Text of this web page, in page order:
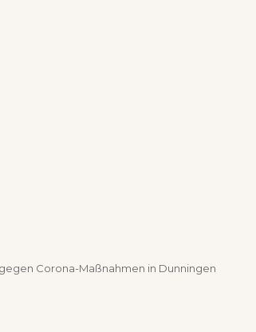
Corona-Maßnahmen in Dunningen